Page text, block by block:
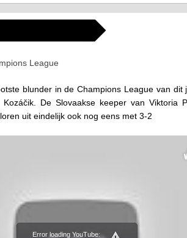
blunder in de Champions League van dit
De Slovaakse keeper van Viktoria
uit eindelijk ook nog eens met 3-2
Error loading YouTube: